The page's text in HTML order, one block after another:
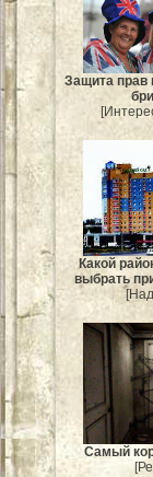
Защита прав
Какой
выбрать
Самый